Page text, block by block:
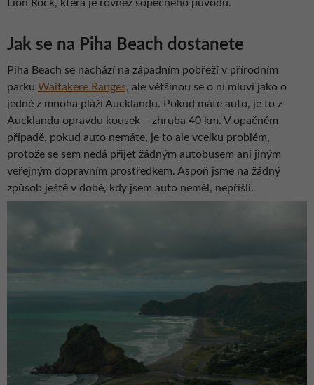
Lion Rock, která je rovněž sopečného původu.
Jak se na Piha Beach dostanete
Piha Beach se nachází na západním pobřeží v přírodním
parku Waitakere Ranges, ale většinou se o ní mluví jako o
jedné z mnoha pláží Aucklandu. Pokud máte auto, je to z
Aucklandu opravdu kousek – zhruba 40 km. V opačném
případě, pokud auto nemáte, je to ale vcelku problém,
protože se sem nedá přijet žádným autobusem ani jiným
veřejným dopravním prostředkem. Aspoň jsme na žádný
způsob ještě v době, kdy jsem auto neměl, nepřišli.